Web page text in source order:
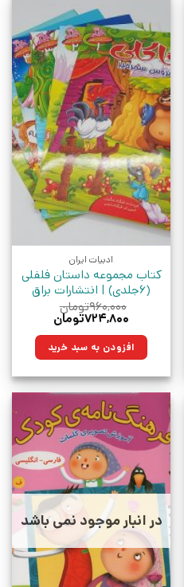
ادبیات ایران
کتاب مجموعه داستان فلفلی
(6جلدی) | انتشارات براق
۹۶۰,۰۰۰تومان
قیمت
۹۶۰,۰۰۰تومان
بود.
۷۲۴,۸۰۰تومان
۷۲۴,۸۰۰تومان.افزودن به سبد خرید
در انبار موجود نمی باشد